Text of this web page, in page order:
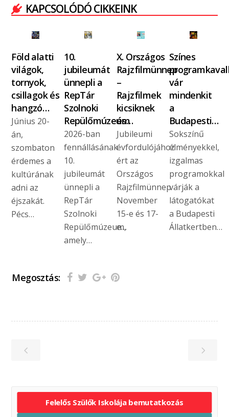
KAPCSOLÓDÓ CIKKEINK
Föld alatti
világok,
tornyok,
csillagok és
hangzó…
Június 20-
án,
szombaton
érdemes a
kultúrának
adni az
éjszakát.
Pécs…
10.
jubileumát
ünnepli a
RepTár
Szolnoki
Repülőmúzeum
2026-ban
fennállásának
10.
jubileumát
ünnepli a
RepTár
Szolnoki
Repülőmúzeum,
amely…
X. Országos
Rajzfilmünnep
–
Rajzfilmek
kicsiknek
és…
Jubileumi
évfordulójához
ért az
Országos
Rajzfilmünnep
November
15-e és 17-
e…
Színes
vár
mindenkit
a
Budapesti…
Sokszínű
élményekkel,
izgalmas
programokkal
várják a
látogatókat
a Budapesti
Állatkertben…
Megosztás:
Felelős Szülők Iskolája bemutatkozás